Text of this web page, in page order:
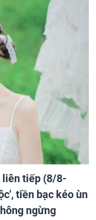
liên tiếp (8/8-
tiền bạc kéo ùn
ngừng